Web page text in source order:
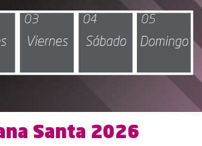
Santa 2026